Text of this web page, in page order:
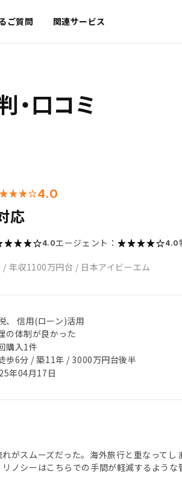
ご質問 関連サービス
・口コミ
4.0
応
4.0エージェント： 4.0
/ 年収1100万円台 / 日本アイビーエム
、 信用(ローン)活用
の体制が良かった
購入1件
歩6分 / 築11年 / 3000万円台後半
年04月17日
がスムーズだった。海外旅行と重なって
ノシーはこちらでの手間が軽減するような